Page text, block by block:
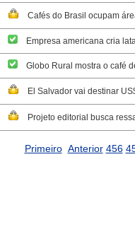
Cafés do Brasil ocupam
Empresa americana cria
Globo Rural mostra o café
El Salvador vai destinar
Projeto editorial busca
Primeiro Anterior 456